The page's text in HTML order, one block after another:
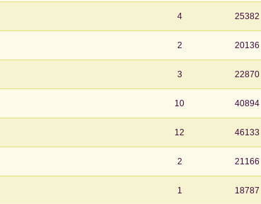
4 25382
2 20136
3 22870
10 40894
12 46133
2 21166
1 18787